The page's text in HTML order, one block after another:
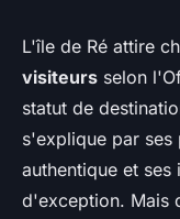
Vivez
camping
Mathilde•13 janvier
L'île de Ré attire
visiteurs selon
statut de
s'explique par ses
authentique et
d'exception. Mais